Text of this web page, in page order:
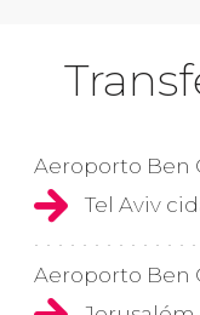
Aeroporto Ben
Tel Aviv
Aeroporto Ben